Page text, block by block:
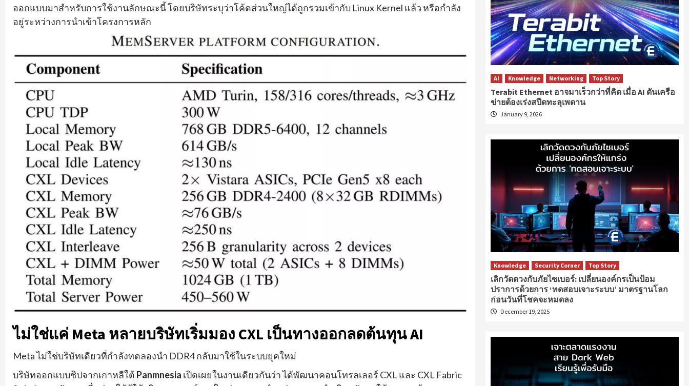
ออกแบบมาสำหรับการใช้งานลักษณะนี้ โดยบริษัทระบุว่าโค้ดส่วนใหญ่ได้ถูกรวมเข้ากับ Linux Kernel แล้ว หรือกำลัง
อยู่ระหว่างการนำเข้าโครงการหลัก
ไม่ใช่แค่ Meta หลายบริษัทเริ่มมอง CXL เป็นทางออกลดต้นทุน AI
Meta ไม่ใช่บริษัทเดียวที่กำลังทดลองนำ DDR4 กลับมาใช้ในระบบยุคใหม่
บริษัทออกแบบชิปจากเกาหลีใต้Panmnesia เปิดเผยในงานเดียวกันว่า ได้พัฒนาคอนโทรลเลอร์ CXL และ CXL Fabric
AI Knowledge Networking Top Story
Terabit Ethernet อาจมาเร็วกว่าที่คิด เมื่อ AI ดันเครือ
ข่ายต้องเร่งสปีดทะลุเพดาน
January 9, 2026
Knowledge Security Corner Top Story
เลิกวัดดวงกับภัยไซเบอร์: เปลี่ยนองค์กรเป็นป้อม
ปราการด้วยการ ‘ทดสอบเจาะระบบ’ มาตรฐานโลก
ก่อนวันที่โชคจะหมดลง
December 19, 2025